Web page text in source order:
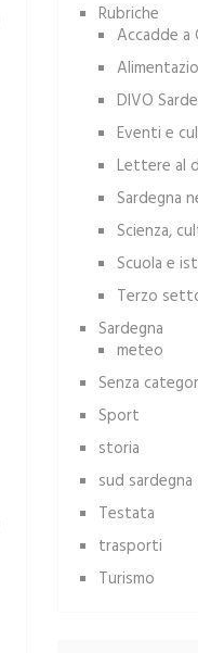
Rubriche
Accadde a
DIVO
Eventi e
Lettere al
Sardegna
Scienza,
Scuola e
Terzo
Sardegna
meteo
Senza
Sport
storia
sud sardegna
Testata
trasporti
Turismo